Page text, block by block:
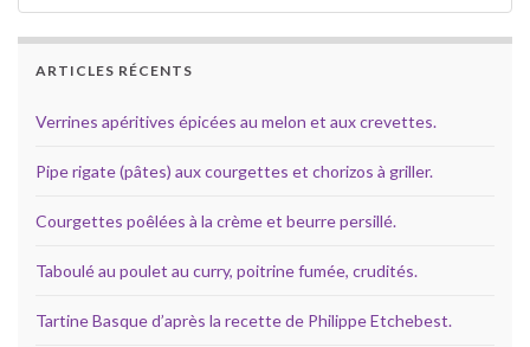
ARTICLES RÉCENTS
Verrines apéritives épicées au melon et aux crevettes.
Pipe rigate (pâtes) aux courgettes et chorizos à griller.
Courgettes poêlées à la crème et beurre persillé.
Taboulé au poulet au curry, poitrine fumée, crudités.
Tartine Basque d’après la recette de Philippe Etchebest.